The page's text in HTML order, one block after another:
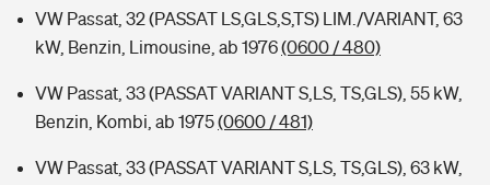
VW Passat, 32 (PASSAT LS,GLS,S,TS) LIM./VARIANT, 63
kW, Benzin, Limousine, ab 1976(0600 / 480)
VW Passat, 33 (PASSAT VARIANT S,LS, TS,GLS), 55 kW,
Benzin, Kombi, ab 1975(0600 / 481)
VW Passat, 33 (PASSAT VARIANT S,LS, TS,GLS), 63 kW,